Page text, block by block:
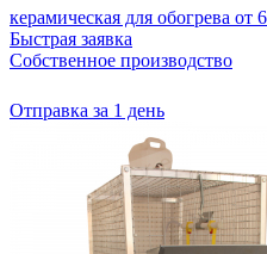
керамическая для обогрева от
Быстрая заявка
Собственное производство
Отправка за 1 день